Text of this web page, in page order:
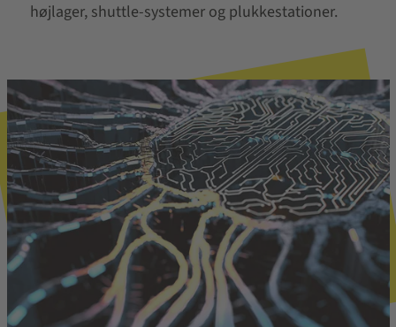
højlager, shuttle-systemer og plukkestationer.